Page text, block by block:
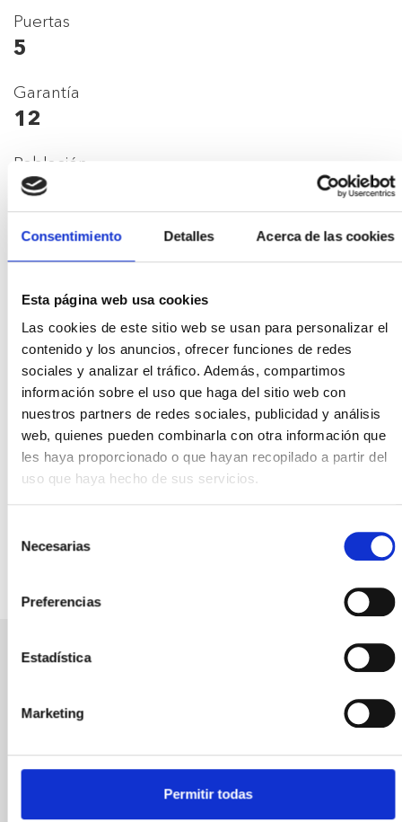
Consentimiento Detalles Acerca de las cookies
Esta página web usa cookies
Las cookies de este sitio web se usan para personalizar el
contenido y los anuncios, ofrecer funciones de redes
sociales y analizar el tráfico. Además, compartimos
información sobre el uso que haga del sitio web con
nuestros partners de redes sociales, publicidad y análisis
web, quienes pueden combinarla con otra información que
les haya proporcionado o que hayan recopilado a partir del
uso que haya hecho de sus servicios.
Necesarias
Preferencias
Estadística
Marketing
Permitir todas
Puertas
5
Garantía
12
Población
Palafrugell
consumos
l/100km
medio
177
CV
GrupNordest
Cada vehículo de nuestra colección se somete a un
especializados de Girona y Olot. No solo vendemos